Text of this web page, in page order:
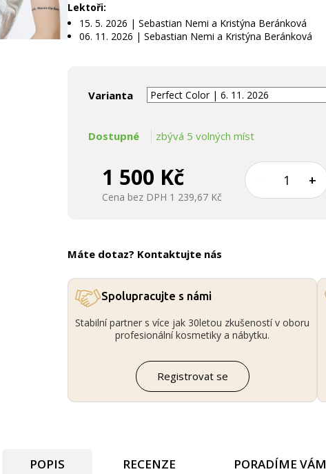
Lektoři:
15. 5. 2026 | Sebastian Nemi a Kristýna Beránková
06. 11. 2026 | Sebastian Nemi a Kristýna Beránková
Varianta
Dostupné zbývá 5 volných míst
1 500 Kč
Cena bez DPH 1 239,67 Kč
+
Máte dotaz? Kontaktujte nás
Spolupracujte s námi
Stabilní partner s více jak 30letou zkušeností v oboru
profesionální kosmetiky a nábytku.
Registrovat se
POPIS RECENZE PORADÍME VÁM